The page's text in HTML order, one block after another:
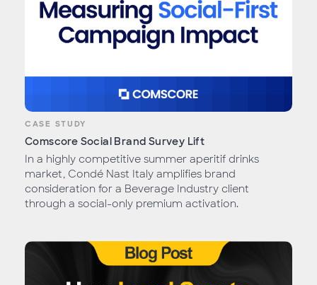
CASE STUDY
Comscore Social Brand Survey Lift
In a highly competitive summer aperitif drinks
market, Condé Nast Italy amplifies brand
consideration for a Beverage Industry client
through a social-only premium activation.